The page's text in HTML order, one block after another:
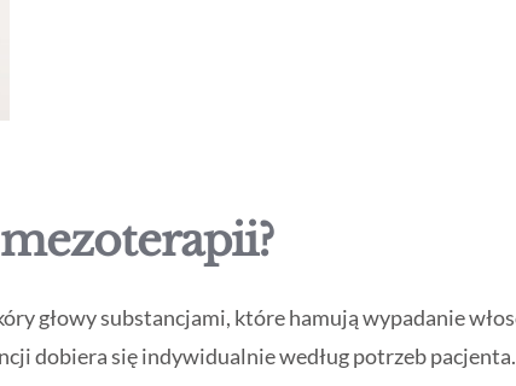
głowy substancjami, które hamują wypadanie
dobiera się indywidualnie według potrzeb pacjenta.